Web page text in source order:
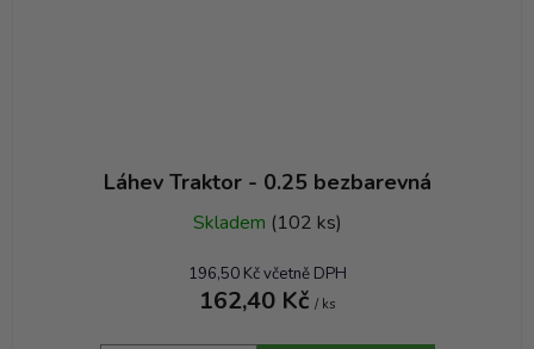
Láhev Traktor - 0.25 bezbarevná
Skladem (102 ks)
196,50 Kč včetně DPH
162,40 Kč / ks